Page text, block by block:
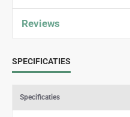
Reviews
SPECIFICATIES
Specificaties